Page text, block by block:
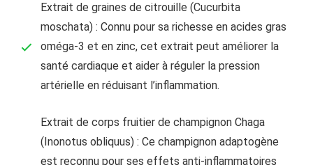
Extrait de graines de citrouille (Cucurbita
moschata) : Connu pour sa richesse en acides gras
oméga-3 et en zinc, cet extrait peut améliorer la
santé cardiaque et aider à réguler la pression
artérielle en réduisant l’inflammation.
Extrait de corps fruitier de champignon Chaga
(Inonotus obliquus) : Ce champignon adaptogène
est reconnu pour ses effets anti-inflammatoires